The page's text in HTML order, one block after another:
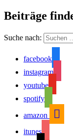
Beiträge
Suche nach:
facebook
instagram
youtube
spotify
amazon
itunes